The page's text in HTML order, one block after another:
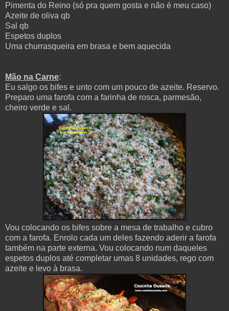
Pimenta do Reino (só pra quem gosta e não é meu caso)
Azeite de oliva qb
Sal qb
Espetos duplos
Uma churrasqueira em brasa e bem aquecida
Mão na Carne:
Eu salgo os bifes e unto com um pouco de azeite. Reservo.
Preparo uma farofa com a farinha de rosca, parmesão,
cheiro verde e sal.
Vou colocando os bifes sobre a mesa de trabalho e cubro
com a farofa. Enrolo cada um deles fazendo aderir a farofa
também na parte externa. Vou colocando num daqueles
espetos duplos até completar umas 8 unidades, rego com
azeite e levo à brasa.